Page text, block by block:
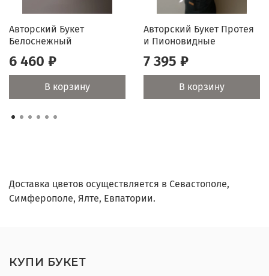
надежную доставку, чтобы ваш букет был свежим и
безупречным.
Подарите радость и эмоции с нашим авторским
сборным букетом!
Авторский Букет
Белоснежный
6 460 ₽
В корзину
Авторский Букет Протея
и Пионовидные
7 395 ₽
В корзину
Доставка цветов осуществляется в Севастополе,
Симферополе, Ялте, Евпатории.
КУПИ БУКЕТ